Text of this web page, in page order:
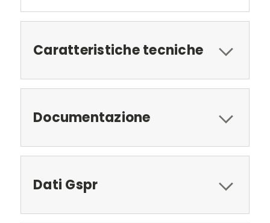
Caratteristiche tecniche
Documentazione
Dati Gspr